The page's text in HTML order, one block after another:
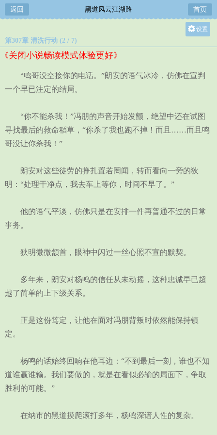
返回 黑道风云江湖路 首页
设置
中
第307章 清洗行动 (2 / 7)
《关闭小说畅读模式体验更好》
“鸣哥没空接你的电话。”朗安的语气冰冷，仿佛在宣判
一个早已注定的结局。
“你不能杀我！”冯朋的声音开始发颤，绝望中还在试图
寻找最后的救命稻草，“你杀了我也跑不掉！而且……而且鸣
哥没让你杀我！”
朗安对这些徒劳的挣扎置若罔闻，转而看向一旁的狄
明：“处理干净点，我去车上等你，时间不早了。”
他的语气平淡，仿佛只是在安排一件再普通不过的日常
事务。
狄明微微颔首，眼神中闪过一丝心照不宣的默契。
多年来，朗安对杨鸣的信任从未动摇，这种忠诚早已超
越了简单的上下级关系。
正是这份笃定，让他在面对冯朋背叛时依然能保持镇
定。
杨鸣的话始终回响在他耳边：“不到最后一刻，谁也不知
道谁赢谁输。我们要做的，就是在看似必输的局面下，争取
胜利的可能。”
在纳市的黑道摸爬滚打多年，杨鸣深谙人性的复杂。